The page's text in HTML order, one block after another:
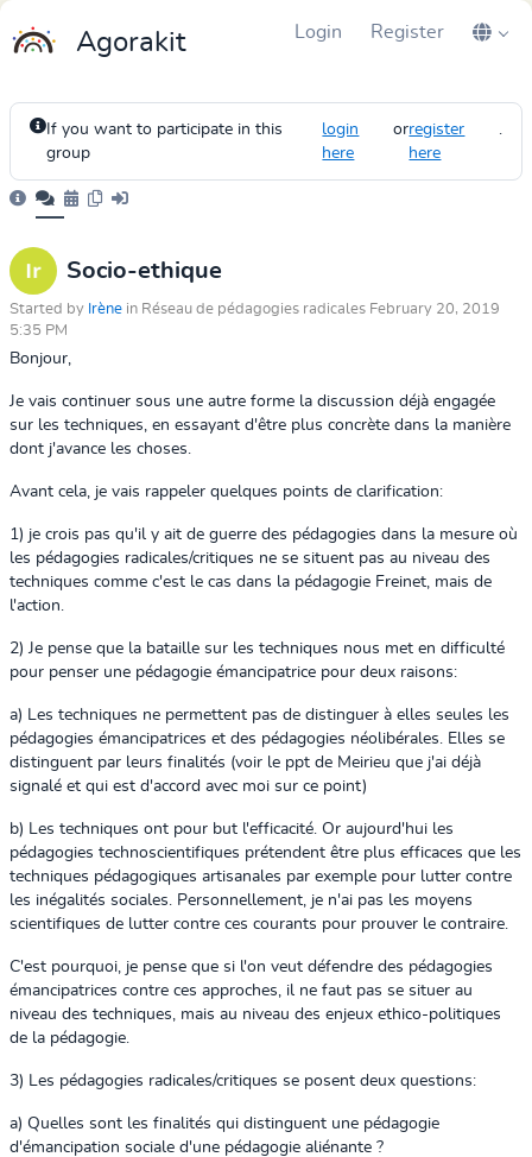
Agorakit Login Register
If you want to participate in this
group
login
here
orregister
here
.
Socio-ethique
Started by Irène in Réseau de pédagogies radicales February 20, 2019
5:35 PM
Bonjour,
Je vais continuer sous une autre forme la discussion déjà engagée
sur les techniques, en essayant d'être plus concrète dans la manière
dont j'avance les choses.
Avant cela, je vais rappeler quelques points de clarification:
1) je crois pas qu'il y ait de guerre des pédagogies dans la mesure où
les pédagogies radicales/critiques ne se situent pas au niveau des
techniques comme c'est le cas dans la pédagogie Freinet, mais de
l'action.
2) Je pense que la bataille sur les techniques nous met en difficulté
pour penser une pédagogie émancipatrice pour deux raisons:
a) Les techniques ne permettent pas de distinguer à elles seules les
pédagogies émancipatrices et des pédagogies néolibérales. Elles se
distinguent par leurs finalités (voir le ppt de Meirieu que j'ai déjà
signalé et qui est d'accord avec moi sur ce point)
b) Les techniques ont pour but l'efficacité. Or aujourd'hui les
pédagogies technoscientifiques prétendent être plus efficaces que les
techniques pédagogiques artisanales par exemple pour lutter contre
les inégalités sociales. Personnellement, je n'ai pas les moyens
scientifiques de lutter contre ces courants pour prouver le contraire.
C'est pourquoi, je pense que si l'on veut défendre des pédagogies
émancipatrices contre ces approches, il ne faut pas se situer au
niveau des techniques, mais au niveau des enjeux ethico-politiques
de la pédagogie.
3) Les pédagogies radicales/critiques se posent deux questions:
a) Quelles sont les finalités qui distinguent une pédagogie
d'émancipation sociale d'une pédagogie aliénante ?